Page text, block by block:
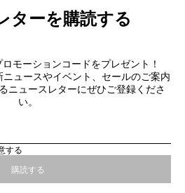
ターを購読する
モーションコードをプレゼント！
ュースやイベント、セールのご案内
ニュースレターにぜひご登録くださ
い。
する
購読する